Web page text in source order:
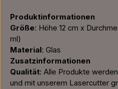
Produktinformationen
Größe: Höhe 12 cm x
ml)
Material: Glas
Zusatzinformationen
Qualität: Alle Produkte
und mit unserem Lasercutter